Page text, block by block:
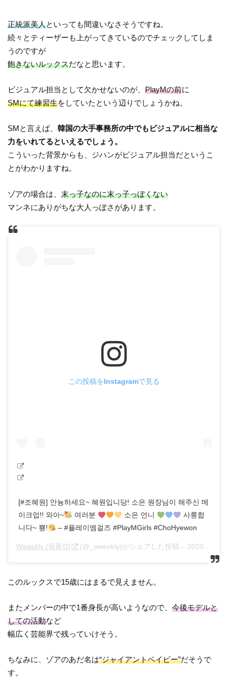
正統派美人といっても間違いなさそうですね。
続々とティーザーも上がってきているのでチェックしてしま
うのですが
飽きないルックスだなと思います。
ビジュアル担当として欠かせないのが、PlayMの前に
SMにて練習生をしていたという辺りでしょうかね。
SMと言えば、韓国の大手事務所の中でもビジュアルに相当な
力をいれてるといえるでしょう。
こういった背景からも、ジハンがビジュアル担当だというこ
とがわかりますね。
ゾアの場合は、末っ子なのに末っ子っぽくない
マンネにありがちな大人っぽさがあります。
この投稿をInstagramで見る
[#조혜원] 안뇽하세요~ 혜원입니당! 소은 원장님이 해주신 메
이크업!! 와아~
여러분 소은 언니
사룽합
니다~ 뿅!
– #플레이엠걸즈 #PlayMGirls #ChoHyewon
Weeekly (위클리) (@_weeekly)がシェアした投稿 – 2020年 1月月10日午前2時27分PST
このルックスで15歳にはまるで見えません。
またメンバーの中で1番身長が高いようなので、今後モデルと
しての活動など
幅広く芸能界で残っていけそう。
ちなみに、ゾアのあだ名は“ジャイアントベイビー”だそうで
す。